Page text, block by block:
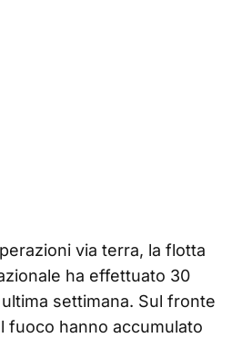
via terra, la flotta
ha effettuato 30
settimana. Sul fronte
fuoco hanno accumulato